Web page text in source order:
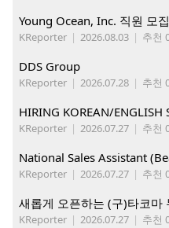
KReporter | 2026.08.03 | 추천
DDS Group
KReporter | 2026.07.28 | 추천
KReporter | 2026.07.27 | 추천
National Sales Assistant
KReporter | 2026.07.27 | 추천
KReporter | 2026.07.27 | 추천